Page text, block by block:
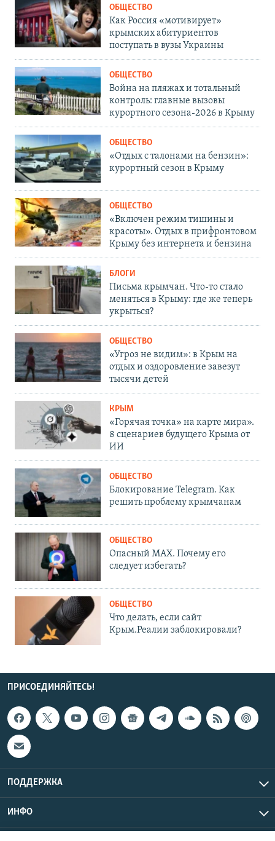
ОБЩЕСТВО
Как Россия «мотивирует»
крымских абитуриентов
поступать в вузы Украины
ОБЩЕСТВО
Война на пляжах и тотальный
контроль: главные вызовы
курортного сезона-2026 в Крыму
ОБЩЕСТВО
«Отдых с талонами на бензин»:
курортный сезон в Крыму
ОБЩЕСТВО
«Включен режим тишины и
красоты». Отдых в прифронтовом
Крыму без интернета и бензина
БЛОГИ
Письма крымчан. Что-то стало
меняться в Крыму: где же теперь
укрыться?
ОБЩЕСТВО
«Угроз не видим»: в Крым на
отдых и оздоровление завезут
тысячи детей
КРЫМ
«Горячая точка» на карте мира».
8 сценариев будущего Крыма от
ИИ
ОБЩЕСТВО
Блокирование Telegram. Как
решить проблему крымчанам
ОБЩЕСТВО
Опасный MAX. Почему его
следует избегать?
ОБЩЕСТВО
Что делать, если сайт
Крым.Реалии заблокировали?
ПРИСОЕДИНЯЙТЕСЬ!
ПОДДЕРЖКА
ИНФО